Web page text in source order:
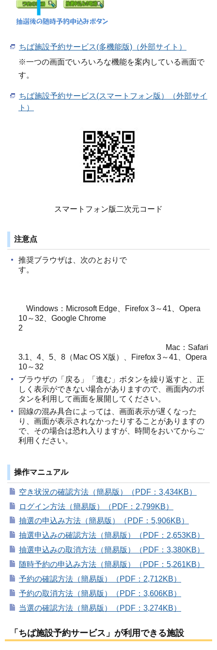
ちば施設予約サービス(多機能版)（外部サイト）
※一つの画面でいろいろな機能を案内している画面で
す。
ちば施設予約サービス(スマートフォン版）（外部サイ
ト）
スマートフォン版二次元コード
注意点
推奨ブラウザは、次のとおりで
す。
Windows：Microsoft Edge、Firefox 3～41、Opera
10～32、Google Chrome
2
Mac：Safari
3.1、4、5、8（Mac OS X版）、Firefox 3～41、Opera
10～32
ブラウザの「戻る」「進む」ボタンを繰り返すと、正
しく表示ができない場合がありますので、画面内のボ
タンを利用して画面を展開してください。
回線の混み具合によっては、画面表示が遅くなった
り、画面が表示されなかったりすることがありますの
で、その場合は恐れ入りますが、時間をおいてからご
利用ください。
操作マニュアル
空き状況の確認方法（簡易版）（PDF：3,434KB）
ログイン方法（簡易版）（PDF：2,799KB）
抽選の申込み方法（簡易版）（PDF：5,906KB）
抽選申込みの確認方法（簡易版）（PDF：2,653KB）
抽選申込みの取消方法（簡易版）（PDF：3,380KB）
随時予約の申込み方法（簡易版）（PDF：5,261KB）
予約の確認方法（簡易版）（PDF：2,712KB）
予約の取消方法（簡易版）（PDF：3,606KB）
当選の確認方法（簡易版）（PDF：3,274KB）
「ちば施設予約サービス」が利用できる施設